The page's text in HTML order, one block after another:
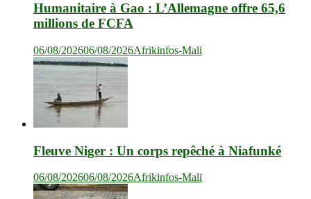
Humanitaire à Gao : L’Allemagne offre 65,6
millions de FCFA
06/08/202606/08/2026Afrikinfos-Mali
Fleuve Niger : Un corps repêché à Niafunké
06/08/202606/08/2026Afrikinfos-Mali